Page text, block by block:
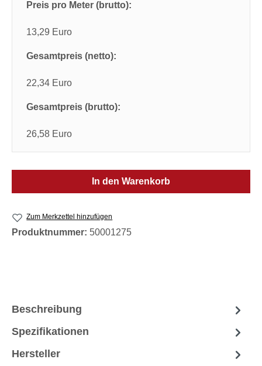
Preis pro Meter (brutto):
13,29 Euro
Gesamtpreis (netto):
22,34 Euro
Gesamtpreis (brutto):
26,58 Euro
In den Warenkorb
Zum Merkzettel hinzufügen
Produktnummer: 50001275
Beschreibung
Spezifikationen
Hersteller